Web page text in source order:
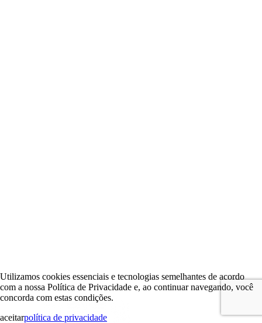
Utilizamos cookies essenciais e tecnologias semelhantes de acordo
com a nossa Política de Privacidade e, ao continuar navegando, você
concorda com estas condições.
aceitarpolítica de privacidade